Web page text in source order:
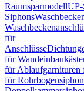
RaumsparmodellUP-
Siphons
für
Anschlüsse
für
für Ablaufgarnituren
für